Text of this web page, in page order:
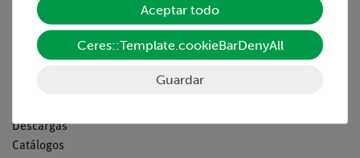
Declaración de privacidad
Pie de imprenta
Servicio
Descargas
Catálogos
Aceptar todo
Ceres::Template.cookieBarDenyAll
Guardar